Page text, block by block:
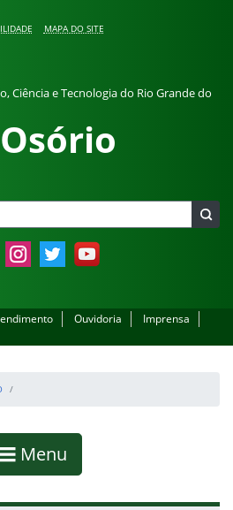
MAPA DO SITE
Ciência e Tecnologia do Rio Grande do
InstagramTwitter YouTube
Ouvidoria
Imprensa
Mostrar
Menu